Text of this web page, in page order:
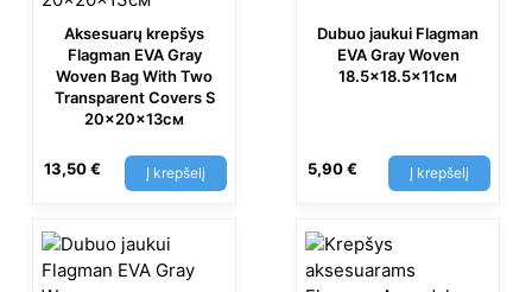
Aksesuarų krepšys
Flagman EVA Gray
Woven Bag With Two
Transparent Covers S
20x20x13см
13,50€ Į krepšelį
Dubuo jaukui Flagman
EVA Gray Woven
18.5×18.5×11см
5,90€ Į krepšelį